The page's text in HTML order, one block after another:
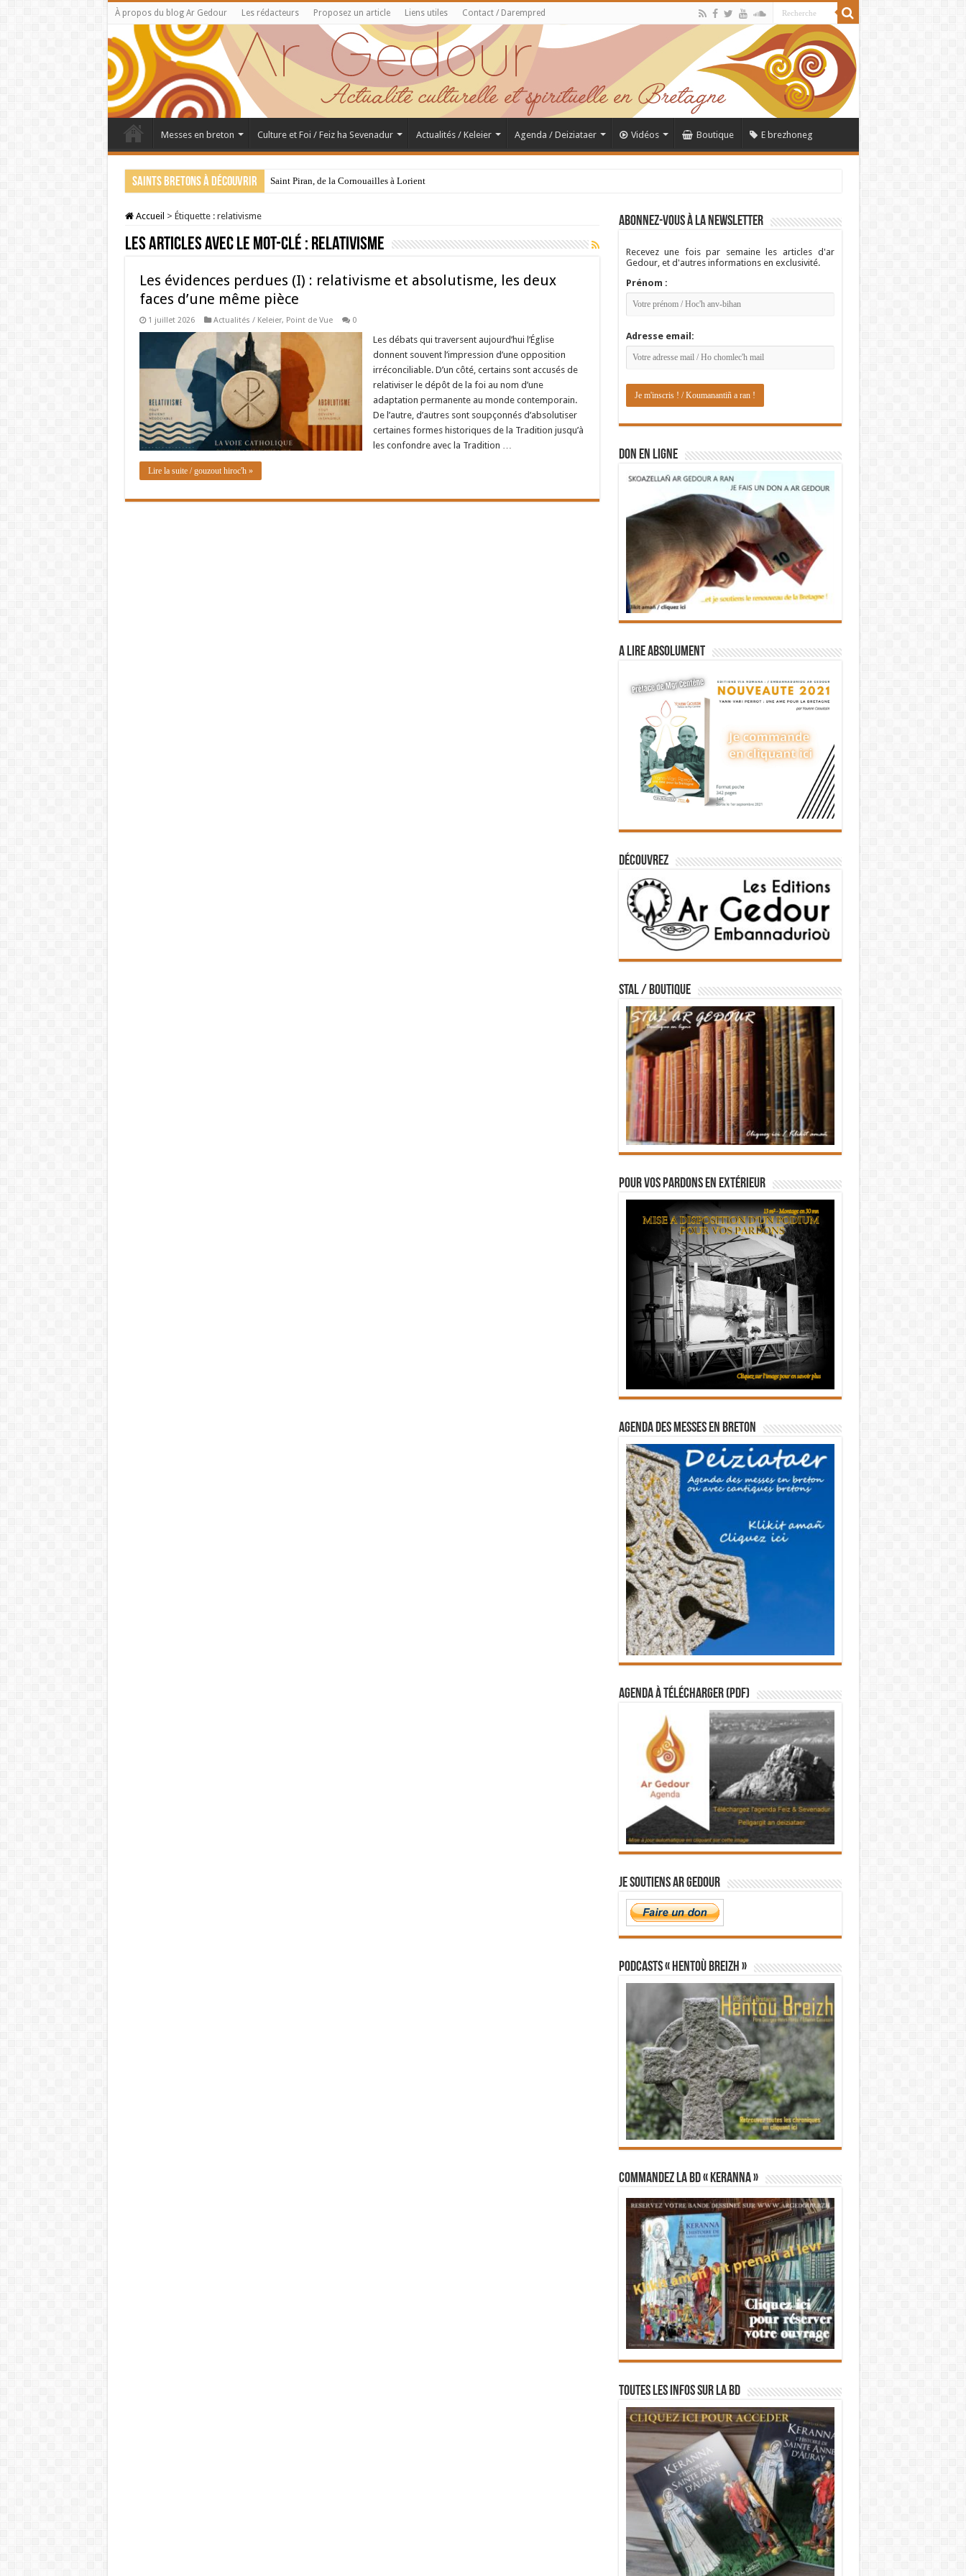
À propos du blog Ar Gedour Les rédacteurs Proposez un article Liens utiles Contact / Darempred
Messes en breton Culture et Foi / Feiz ha Sevenadur Actualités / Keleier Agenda / Deiziataer Vidéos Boutique E brezhoneg
Saints bretons à découvrir Saint Piran, de la Cornouailles à Lorient
Accueil > Étiquette : relativisme
Les articles avec le mot-clé : relativisme
Les évidences perdues (I) : relativisme et absolutisme, les deux
faces d’une même pièce
1 juillet 2026 Actualités / Keleier, Point de Vue 0
Les débats qui traversent aujourd’hui l’Église
donnent souvent l’impression d’une opposition
irréconciliable. D’un côté, certains sont accusés de
relativiser le dépôt de la foi au nom d’une
adaptation permanente au monde contemporain.
De l’autre, d’autres sont soupçonnés d’absolutiser
certaines formes historiques de la Tradition jusqu’à
les confondre avec la Tradition …
Lire la suite / gouzout hiroc'h »
Abonnez-vous à la newsletter
Recevez une fois par semaine les articles d'ar
Gedour, et d'autres informations en exclusivité.
Prénom :
Adresse email:
DON EN LIGNE
A lire absolument
Découvrez
STAL / BOUTIQUE
Pour vos pardons en extérieur
Agenda des messes en breton
Agenda à télécharger (PDF)
Je soutiens Ar Gedour
PODCASTS « Hentoù Breizh »
Commandez la BD « Keranna »
Toutes les infos sur la BD